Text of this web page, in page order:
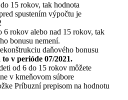
15 rokov, tak hodnota
spustením výpočtu je
6 rokov alebo nad 15 rokov, tak
bonusu nemení.
daňového bonusu
to v perióde 07/2021.
od 6 do 15 rokov môžete
v kmeňovom súbore
Príbuzní prepisom na hodnotu